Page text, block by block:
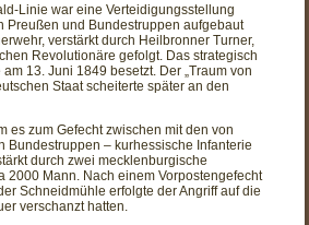
Linie war eine Verteidigungsstellung
Preußen und Bundestruppen aufgebaut
verstärkt durch Heilbronner Turner,
Revolutionäre gefolgt. Das strategisch
13. Juni 1849 besetzt. Der „Traum von
Staat scheiterte später an den
es zum Gefecht zwischen mit den von
Bundestruppen – kurhessische Infanterie
durch zwei mecklenburgische
2000 Mann. Nach einem Vorpostengefecht
Schneidmühle erfolgte der Angriff auf die
verschanzt hatten.